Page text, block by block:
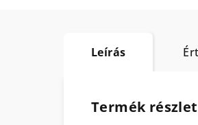
Leírás
Termék